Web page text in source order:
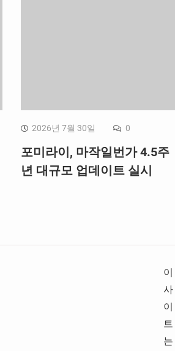
2026년 7월 30일 0
포미라이, 마작일번가 4.5주
년 대규모 업데이트 실시
이
사
이
트
는